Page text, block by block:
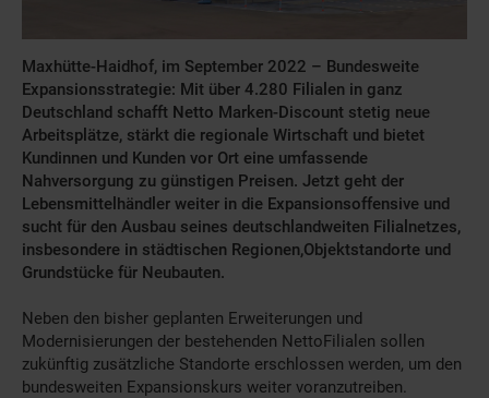
Maxhütte-Haidhof, im September 2022 – Bundesweite
Expansionsstrategie: Mit über 4.280 Filialen in ganz
Deutschland schafft Netto Marken-Discount stetig neue
Arbeitsplätze, stärkt die regionale Wirtschaft und bietet
Kundinnen und Kunden vor Ort eine umfassende
Nahversorgung zu günstigen Preisen. Jetzt geht der
Lebensmittelhändler weiter in die Expansionsoffensive und
sucht für den Ausbau seines deutschlandweiten Filialnetzes,
insbesondere in städtischen Regionen,Objektstandorte und
Grundstücke für Neubauten.
Neben den bisher geplanten Erweiterungen und
Modernisierungen der bestehenden NettoFilialen sollen
zukünftig zusätzliche Standorte erschlossen werden, um den
bundesweiten Expansionskurs weiter voranzutreiben.